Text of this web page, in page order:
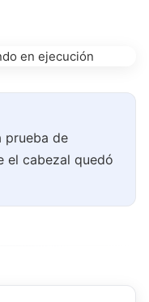
prueba de
el cabezal quedó